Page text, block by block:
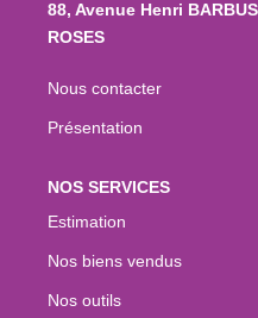
88, Avenue Henri
ROSES
Nous contacter
Présentation
NOS SERVICES
Estimation
Nos biens vendus
Nos outils